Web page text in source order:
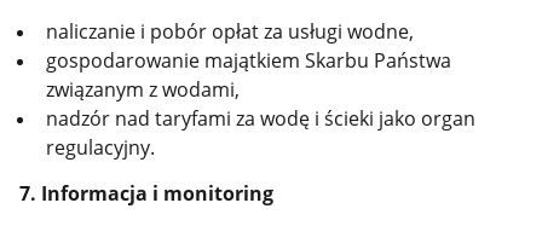
naliczanie i pobór opłat za usługi wodne,
gospodarowanie majątkiem Skarbu Państwa
związanym z wodami,
nadzór nad taryfami za wodę i ścieki jako organ
regulacyjny.
7. Informacja i monitoring